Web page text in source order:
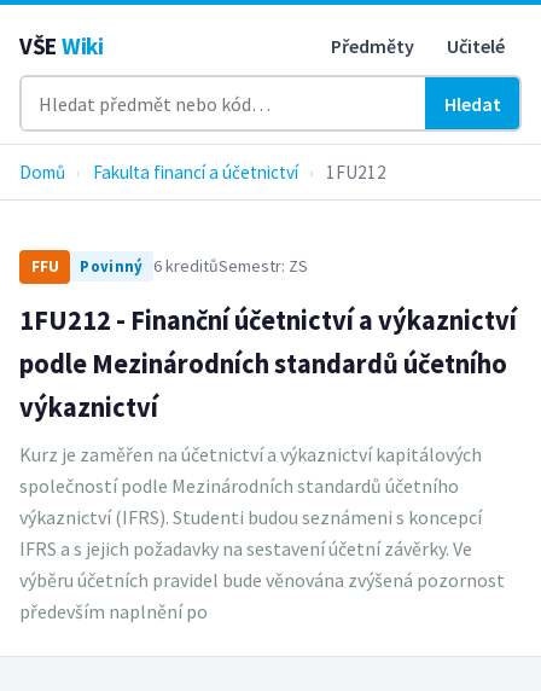
VŠE Wiki Předměty Učitelé
Hledat
Domů › Fakulta financí a účetnictví › 1FU212
FFU Povinný 6 kreditůSemestr: ZS
1FU212 - Finanční účetnictví a výkaznictví
podle Mezinárodních standardů účetního
výkaznictví
Kurz je zaměřen na účetnictví a výkaznictví kapitálových
společností podle Mezinárodních standardů účetního
výkaznictví (IFRS). Studenti budou seznámeni s koncepcí
IFRS a s jejich požadavky na sestavení účetní závěrky. Ve
výběru účetních pravidel bude věnována zvýšená pozornost
především naplnění po